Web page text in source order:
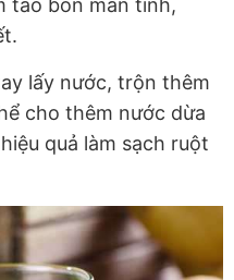
táo bón mãn tính,
lấy nước, trộn thêm
cho thêm nước dừa
quả làm sạch ruột